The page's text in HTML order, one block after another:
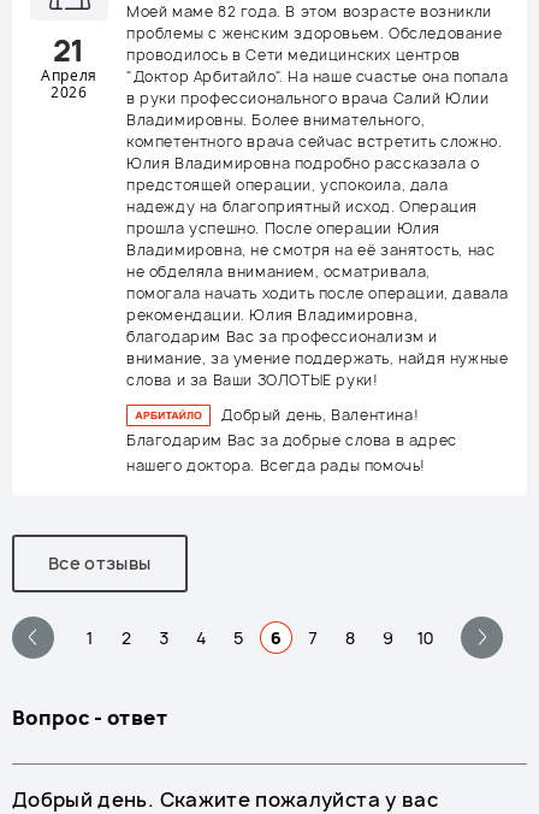
21
Апреля
2026
Моей маме 82 года. В этом возрасте возникли
проблемы с женским здоровьем. Обследование
проводилось в Сети медицинских центров
"Доктор Арбитайло". На наше счастье она попала
в руки профессионального врача Салий Юлии
Владимировны. Более внимательного,
компетентного врача сейчас встретить сложно.
Юлия Владимировна подробно рассказала о
предстоящей операции, успокоила, дала
надежду на благоприятный исход. Операция
прошла успешно. После операции Юлия
Владимировна, не смотря на её занятость, нас
не обделяла вниманием, осматривала,
помогала начать ходить после операции, давала
рекомендации. Юлия Владимировна,
благодарим Вас за профессионализм и
внимание, за умение поддержать, найдя нужные
слова и за Ваши ЗОЛОТЫЕ руки!
Добрый день, Валентина!
Благодарим Вас за добрые слова в адрес
нашего доктора. Всегда рады помочь!
Все отзывы
1 2 3 4 5 6 7 8 9 10
Вопрос - ответ
Добрый день. Скажите пожалуйста у вас